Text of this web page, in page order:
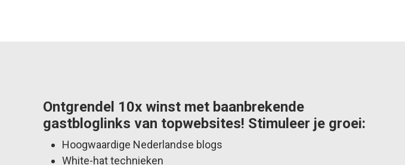
Ontgrendel 10x winst met baanbrekende
gastbloglinks van topwebsites! Stimuleer je groei:
Hoogwaardige Nederlandse blogs
White-hat technieken